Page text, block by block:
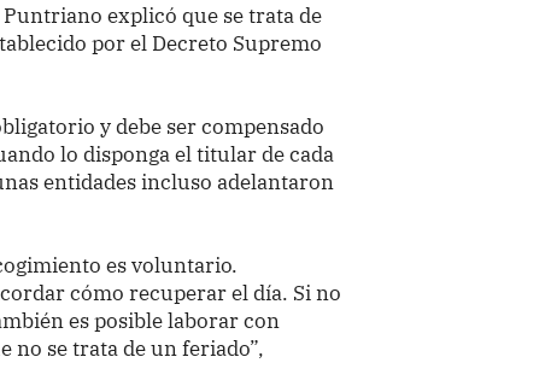
explicó que se trata de
por el Decreto Supremo
y debe ser compensado
lo disponga el titular de cada
entidades incluso adelantaron
es voluntario.
cómo recuperar el día. Si no
es posible laborar con
no se trata de un feriado”,